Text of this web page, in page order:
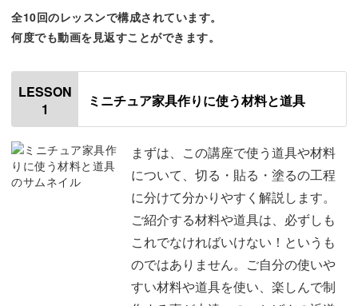
ご自身でも家具作りを楽しんでいただけるように、「木材
購入時に気をつけたいポイント」についてもお話しますの
にもなると思います。
2WAYで使えるおしゃれなキャビネット
今回の講座で制作するのは、2WAY仕様のキャビネットで
「土台の部分」と「飾り棚」を、それぞれ分けて使ってお
全10回のレッスンで構成されています。
何度でも動画を見返すことができます。
LESSON
1
ミニチュア家具作りに使う材料と道具
まずは、この講座で使う道具や材料
について、切る・貼る・塗るの工程
に分けて分かりやすく解説します。
ご紹介する材料や道具は、必ずしも
これでなければいけない！というも
のではありません。ご自分の使いや
すい材料や道具を使い、楽しんで制